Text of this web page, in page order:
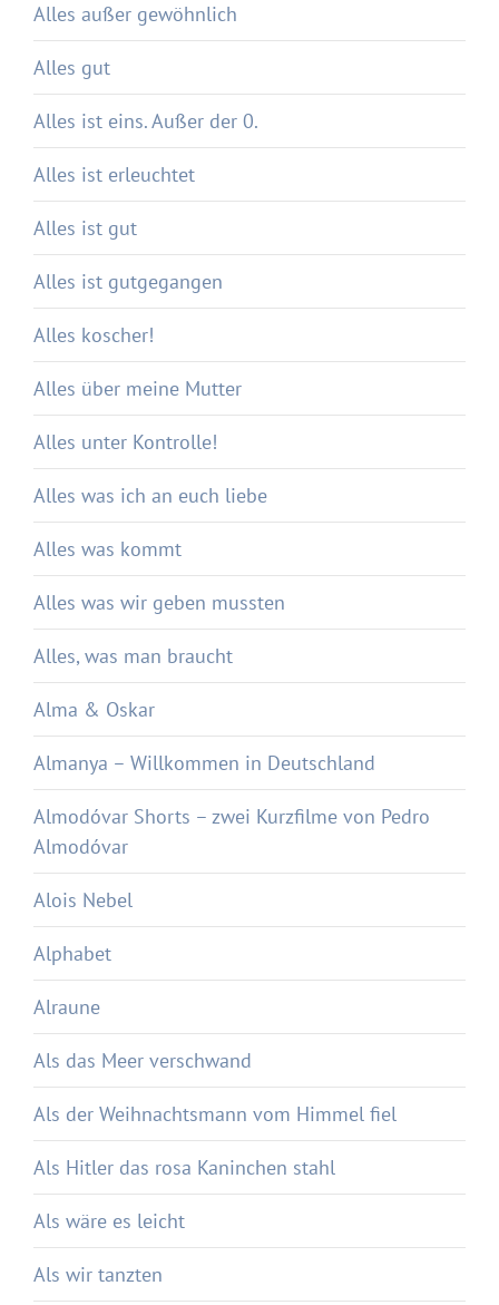
Alles außer gewöhnlich
Alles gut
Alles ist eins. Außer der 0.
Alles ist erleuchtet
Alles ist gut
Alles ist gutgegangen
Alles koscher!
Alles über meine Mutter
Alles unter Kontrolle!
Alles was ich an euch liebe
Alles was kommt
Alles was wir geben mussten
Alles, was man braucht
Alma & Oskar
Almanya – Willkommen in Deutschland
Almodóvar Shorts – zwei Kurzfilme von Pedro
Almodóvar
Alois Nebel
Alphabet
Alraune
Als das Meer verschwand
Als der Weihnachtsmann vom Himmel fiel
Als Hitler das rosa Kaninchen stahl
Als wäre es leicht
Als wir tanzten